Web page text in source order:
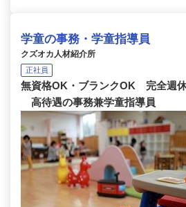
学童の事務・学童指導員
クズオカ人材紹介所
正社員
無資格OK・ブランクOK 完全週休
高待遇の事務兼学童指導員